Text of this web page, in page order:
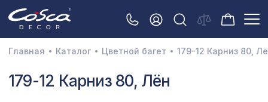
3D орнамент
Главная Каталог Цветной багет 179-12 Карниз 80,
179-12 Карниз 80, Лён